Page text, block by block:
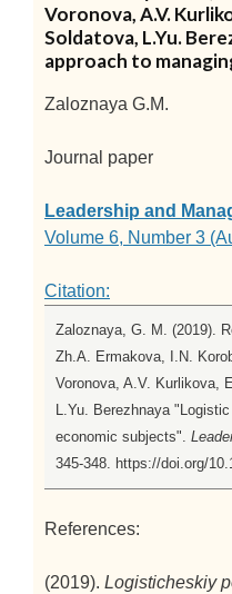
Voronova, A.V.
Soldatova, L.Yu.
approach to
Zaloznaya G.M.
Journal paper
Leadership and
Volume 6, Number 3
Citation:
Zaloznaya, G. M. (2019).
Zh.A. Ermakova, I.N.
Voronova, A.V. Kurlikova,
L.Yu. Berezhnaya
economic subjects".
345-348. https://doi.org/
References:
(2019). Logisticheskiy